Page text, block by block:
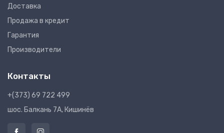
Доставка
Продажа в кредит
Гарантия
Производители
Контакты
+(373) 69 722 499
шос. Балкань 7A, Кишинёв